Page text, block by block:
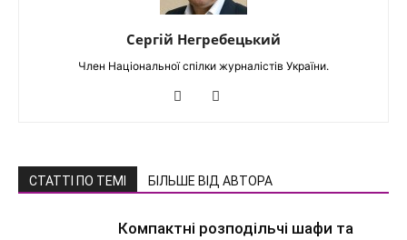
Сергій Негребецький
Член Національної спілки журналістів України.
СТАТТІ ПО ТЕМІ БІЛЬШЕ ВІД АВТОРА
Компактні розподільчі шафи та